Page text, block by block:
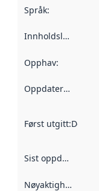
Språk:
Innholdsleverandører
Opphav:
Oppdateringsfrekvens
Først utgitt:
Sist oppdatert
Nøyaktighet